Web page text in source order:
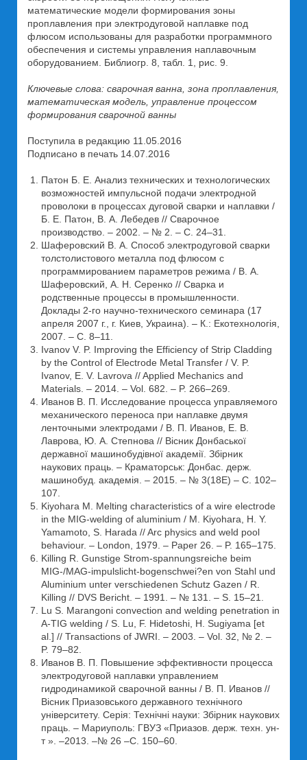
математические модели формирования зоны
проплавления при электродуговой наплавке под
флюсом использованы для разработки программного
обеспечения и системы управления наплавочным
оборудованием. Библиогр. 8, табл. 1, рис. 9.
Ключевые слова: сварочная ванна, зона проплавления,
математическая модель, управление процессом
формирования сварочной ванны
Поступила в редакцию 11.05.2016
Подписано в печать 14.07.2016
Патон Б. Е. Анализ технических и технологических
возможностей импульсной подачи электродной
проволоки в процессах дуговой сварки и наплавки /
Б. Е. Патон, В. А. Лебедев // Сварочное
производство. – 2002. – № 2. – С. 24–31.
Шаферовский В. А. Способ электродуговой сварки
толстолистового металла под флюсом с
программированием параметров режима / В. А.
Шаферовский, А. Н. Серенко // Сварка и
родственные процессы в промышленности.
Доклады 2-го научно-технического семинара (17
апреля 2007 г., г. Киев, Украина). – К.: Екотехнологія,
2007. – С. 8–11.
Ivanov V. P. Improving the Efficiency of Strip Cladding
by the Control of Electrode Metal Transfer / V. P.
Ivanov, E. V. Lavrova // Applied Mechanics and
Materials. – 2014. – Vol. 682. – P. 266–269.
Иванов В. П. Исследование процесса управляемого
механического переноса при наплавке двумя
ленточными электродами / В. П. Иванов, Е. В.
Лаврова, Ю. А. Степнова // Вісник Донбаської
державної машинобудівної академії. Збірник
наукових праць. – Краматорськ: Донбас. держ.
машинобуд. академія. – 2015. – № 3(18Е) – С. 102–
107.
Kiyohara M. Melting characteristics of a wire electrode
in the MIG-welding of aluminium / M. Kiyohara, H. Y.
Yamamoto, S. Harada // Arc physics and weld pool
behaviour. – London, 1979. – Paper 26. – P. 165–175.
Killing R. Gunstige Strom-spannungsreiche beim
MIG-/MAG-impulslicht-bogenschwei?en von Stahl und
Aluminium unter verschiedenen Schutz Gazen / R.
Killing // DVS Bericht. – 1991. – № 131. – S. 15–21.
Lu S. Marangoni convection and welding penetration in
A-TIG welding / S. Lu, F. Hidetoshi, H. Sugiyama [et
al.] // Transactions of JWRI. – 2003. – Vol. 32, № 2. –
P. 79–82.
Иванов В. П. Повышение эффективности процесса
электродуговой наплавки управлением
гидродинамикой сварочной ванны / В. П. Иванов //
Вісник Приазовського державного технічного
університету. Серія: Технічні науки: Збірник наукових
праць. – Мариуполь: ГВУЗ «Приазов. держ. техн. ун-
т ». –2013. –№ 26 –С. 150–60.